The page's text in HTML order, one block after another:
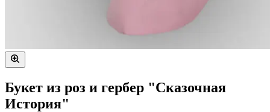
Букет из роз и гербер "Cказочная
История"